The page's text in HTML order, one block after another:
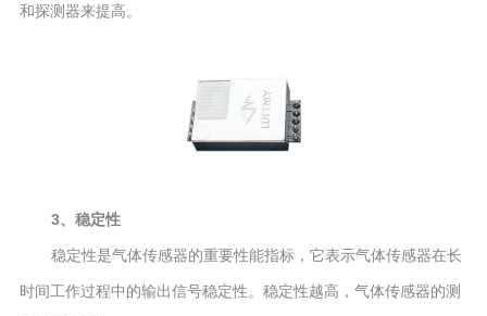
和探测器来提高。
3、稳定性
稳定性是气体传感器的重要性能指标，它表示气体传感器在长
时间工作过程中的输出信号稳定性。稳定性越高，气体传感器的测